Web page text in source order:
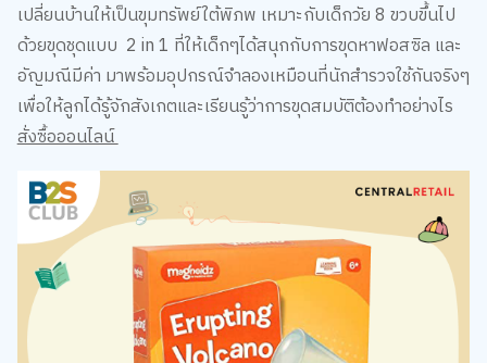
เปลี่ยนบ้านให้เป็นขุมทรัพย์ใต้พิภพ เหมาะกับเด็กวัย 8 ขวบขึ้นไป
ด้วยขุดชุดแบบ 2 in 1 ที่ให้เด็กๆได้สนุกกับการขุดหาฟอสซิล และ
อัญมณีมีค่า มาพร้อมอุปกรณ์จำลองเหมือนที่นักสำรวจใช้กันจริงๆ
เพื่อให้ลูกได้รู้จักสังเกตและเรียนรู้ว่าการขุดสมบัติต้องทำอย่างไร
สั่งซื้อออนไลน์